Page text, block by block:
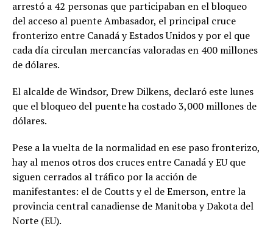
arrestó a 42 personas que participaban en el bloqueo
del acceso al puente Ambasador, el principal cruce
fronterizo entre Canadá y Estados Unidos y por el que
cada día circulan mercancías valoradas en 400 millones
de dólares.
El alcalde de Windsor, Drew Dilkens, declaró este lunes
que el bloqueo del puente ha costado 3,000 millones de
dólares.
Pese a la vuelta de la normalidad en ese paso fronterizo,
hay al menos otros dos cruces entre Canadá y EU que
siguen cerrados al tráfico por la acción de
manifestantes: el de Coutts y el de Emerson, entre la
provincia central canadiense de Manitoba y Dakota del
Norte (EU).